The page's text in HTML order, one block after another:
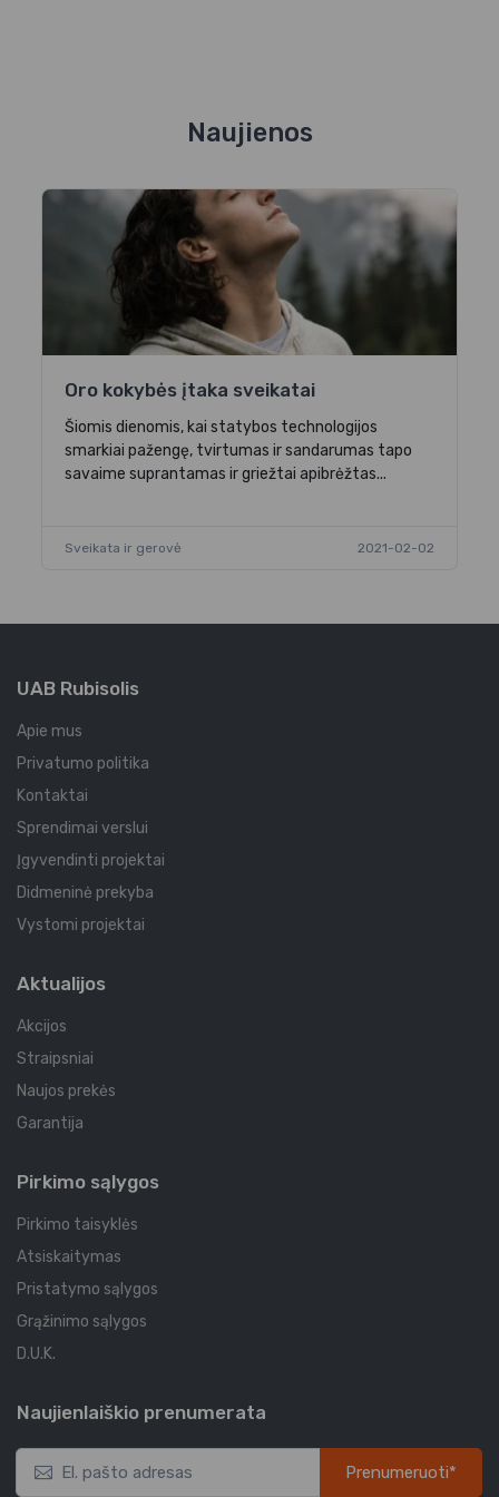
Naujienos
Oro kokybės įtaka sveikatai
Šiomis dienomis, kai statybos technologijos
smarkiai pažengę, tvirtumas ir sandarumas tapo
savaime suprantamas ir griežtai apibrėžtas...
Sveikata ir gerovė 2021-02-02
UAB Rubisolis
Apie mus
Privatumo politika
Kontaktai
Sprendimai verslui
Įgyvendinti projektai
Didmeninė prekyba
Vystomi projektai
Aktualijos
Akcijos
Straipsniai
Naujos prekės
Garantija
Pirkimo sąlygos
Pirkimo taisyklės
Atsiskaitymas
Pristatymo sąlygos
Grąžinimo sąlygos
D.U.K.
Naujienlaiškio prenumerata
Prenumeruoti*